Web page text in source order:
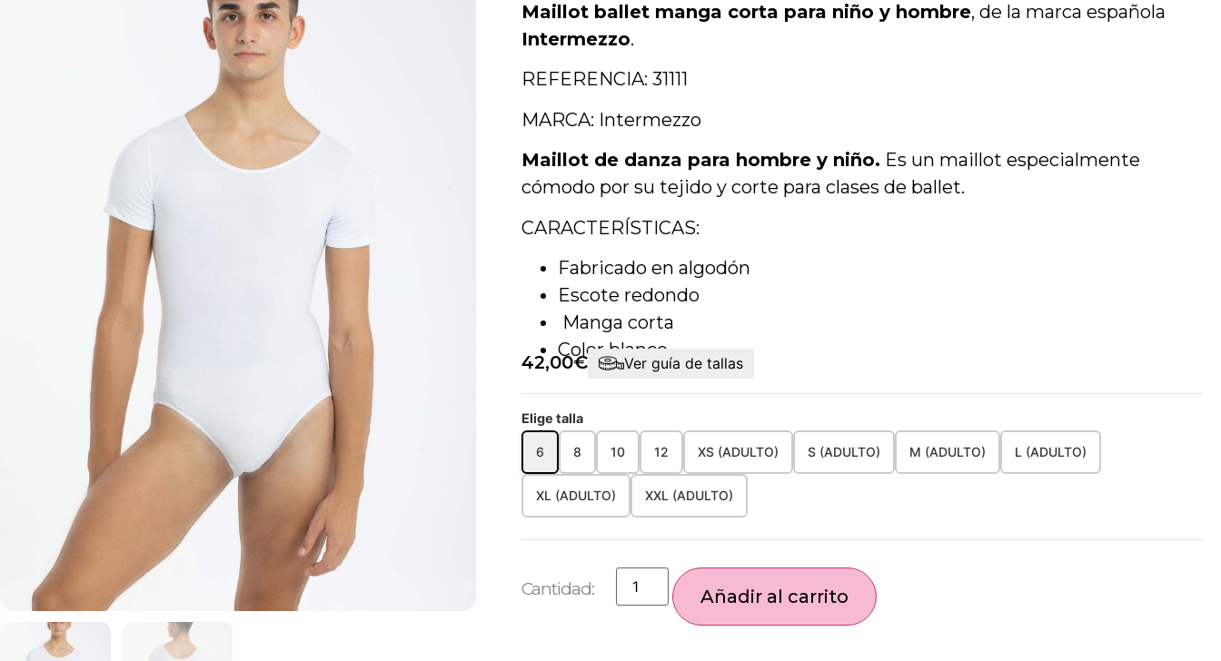
Maillot ballet manga corta para niño y hombre, de la marca española
Intermezzo.
REFERENCIA: 31111
MARCA: Intermezzo
Maillot de danza para hombre y niño. Es un maillot especialmente
cómodo por su tejido y corte para clases de ballet.
CARACTERÍSTICAS:
Fabricado en algodón
Escote redondo
Manga corta
Color blanco
42,00€ Ver guía de tallas
Elige talla
6 8 10 12 XS (ADULTO) S (ADULTO) M (ADULTO) L (ADULTO)
XL (ADULTO) XXL (ADULTO)
Añadir al carrito